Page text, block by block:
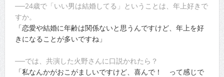
──24歳で「いい男は結婚してる」ということは、年上好きで
すか。
「恋愛や結婚に年齢は関係ないと思うんですけど、年上を好
きになることが多いですね」
──では、共演した火野さんに口説かれたら？
「私なんかがおこがましいですけど、喜んで！ って感じで